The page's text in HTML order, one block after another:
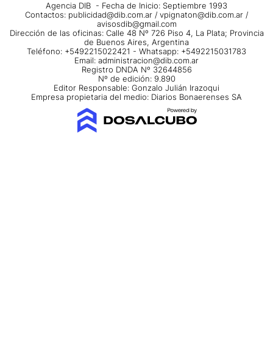
Agencia DIB - Fecha de Inicio: Septiembre 1993
Contactos: publicidad@dib.com.ar / vpignaton@dib.com.ar /
avisosdib@gmail.com
Dirección de las oficinas: Calle 48 Nº 726 Piso 4, La Plata; Provincia
de Buenos Aires, Argentina
Teléfono: +5492215022421 - Whatsapp: +5492215031783
Email: administracion@dib.com.ar
Registro DNDA Nº 32644856
Nº de edición: 9.890
Editor Responsable: Gonzalo Julián Irazoqui
Empresa propietaria del medio: Diarios Bonaerenses SA